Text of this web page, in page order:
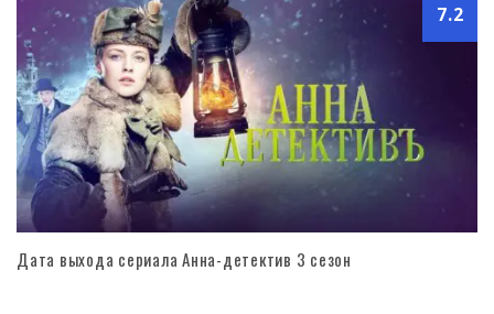
7.2
Дата выхода сериала Анна-детектив 3 сезон